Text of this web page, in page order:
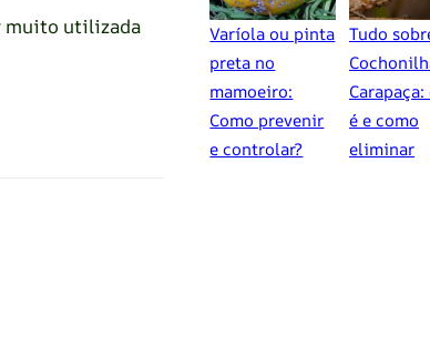
muito utilizada
Varíola ou pinta
preta no
mamoeiro:
Como prevenir
e controlar?
Tudo
é e como
eliminar